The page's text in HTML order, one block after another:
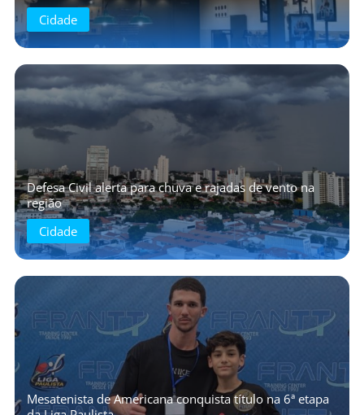
Cidade
Defesa Civil alerta para chuva e rajadas de vento na
região
Cidade
Mesatenista de Americana conquista título na 6ª etapa